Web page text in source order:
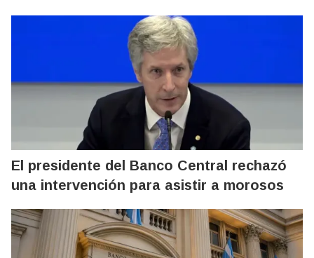
El presidente del Banco Central rechazó
una intervención para asistir a morosos